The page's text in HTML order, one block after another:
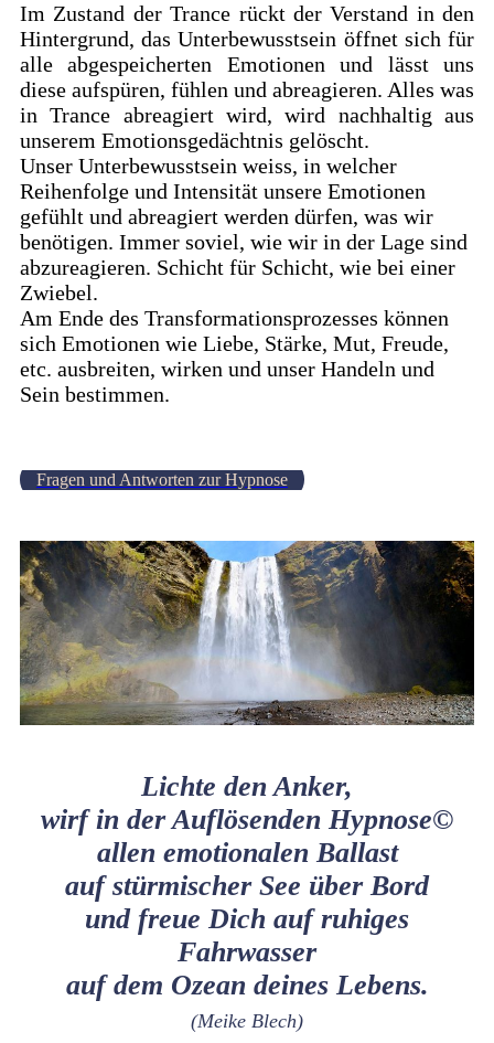
Im Zustand der Trance rückt der Verstand in den
Hintergrund, das Unterbewusstsein öffnet sich für
alle abgespeicherten Emotionen und lässt uns
diese aufspüren, fühlen und abreagieren. Alles was
in Trance abreagiert wird, wird nachhaltig aus
unserem Emotionsgedächtnis gelöscht.
Unser Unterbewusstsein weiss, in welcher
Reihenfolge und Intensität unsere Emotionen
gefühlt und abreagiert werden dürfen, was wir
benötigen. Immer soviel, wie wir in der Lage sind
abzureagieren. Schicht für Schicht, wie bei einer
Zwiebel.
Am Ende des Transformationsprozesses können
sich Emotionen wie Liebe, Stärke, Mut, Freude,
etc. ausbreiten, wirken und unser Handeln und
Sein bestimmen.
Fragen und Antworten zur Hypnose
Lichte den Anker,
wirf in der Auflösenden Hypnose©
allen emotionalen Ballast
auf stürmischer See über Bord
und freue Dich auf ruhiges
Fahrwasser
auf dem Ozean deines Lebens.
(Meike Blech)